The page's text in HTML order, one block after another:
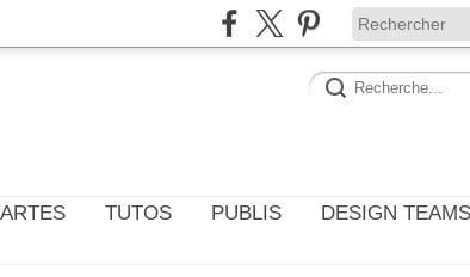
TUTOS PUBLIS DESIGN TEAMS